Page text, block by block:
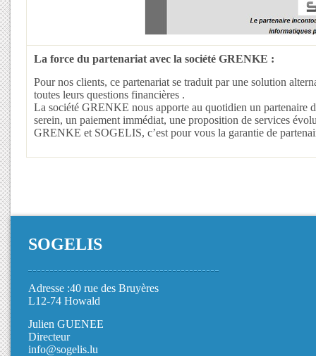
La force du partenariat avec la société GRENKE :
Pour nos clients, ce partenariat se traduit par une solution
toutes leurs questions financières .
La société GRENKE nous apporte au quotidien un partenaire
serein, un paiement immédiat, une proposition de services
GRENKE et SOGELIS, c’est pour vous la garantie de
SOGELIS
Adresse :40 rue des Bruyères
L12-74 Howald
Julien GUENEE
Directeur
info@sogelis.lu